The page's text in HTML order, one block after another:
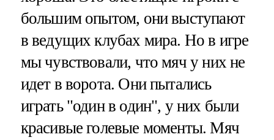
большим опытом, они выступают
в ведущих клубах мира. Но в игре
мы чувствовали, что мяч у них не
идет в ворота. Они пытались
играть "один в один", у них были
красивые голевые моменты. Мяч